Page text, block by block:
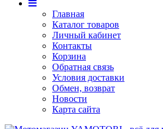
Главная
Каталог товаров
Личный кабинет
Контакты
Корзина
Обратная связь
Условия доставки
Обмен, возврат
Новости
Карта сайта